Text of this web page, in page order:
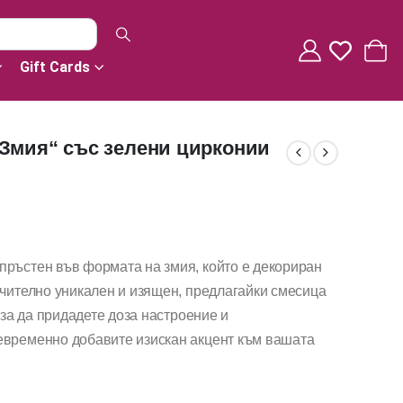
Gift Cards
със зелени цирконии
във формата на змия, който е декориран
уникален и изящен, предлагайки смесица
да придадете доза настроение и
добавите изискан акцент към вашата